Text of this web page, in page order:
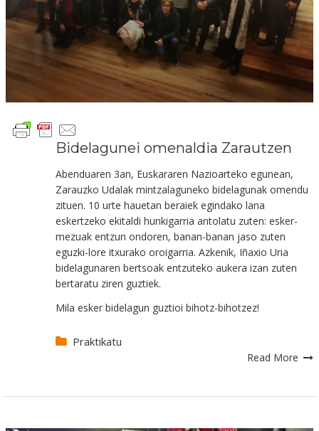
Bidelagunei omenaldia Zarautzen
Abenduaren 3an, Euskararen Nazioarteko egunean,
Zarauzko Udalak mintzalaguneko bidelagunak omendu
zituen. 10 urte hauetan beraiek egindako lana
eskertzeko ekitaldi hunkigarria antolatu zuten: esker-
mezuak entzun ondoren, banan-banan jaso zuten
eguzki-lore itxurako oroigarria. Azkenik, Iñaxio Uria
bidelagunaren bertsoak entzuteko aukera izan zuten
bertaratu ziren guztiek.
Mila esker bidelagun guztioi bihotz-bihotzez!
Praktikatu
Read More